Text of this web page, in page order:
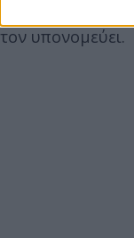
τον υπονομεύει.